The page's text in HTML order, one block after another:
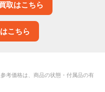
取はこちら
こちら
考価格は、商品の状態・付属品の有